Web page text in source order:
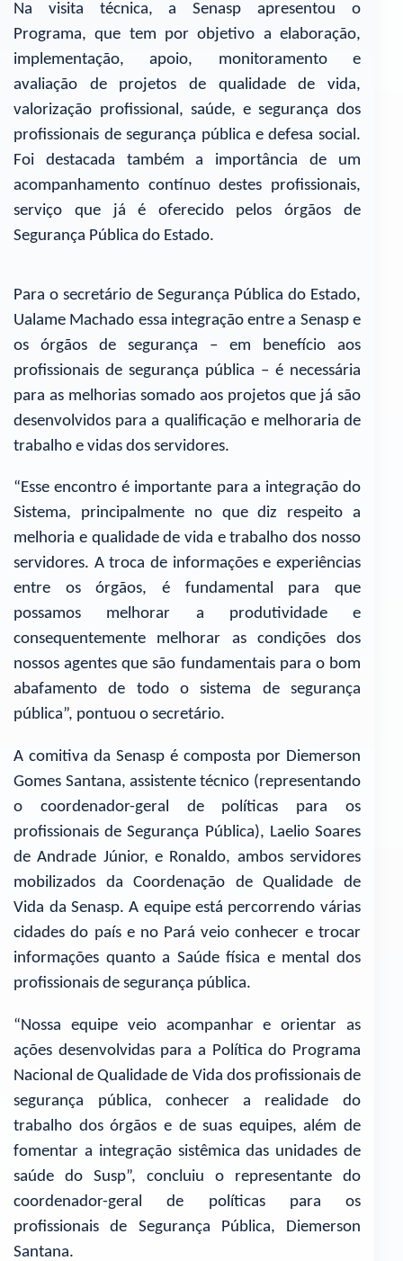
Na visita técnica, a Senasp apresentou o
Programa, que tem por objetivo a elaboração,
implementação, apoio, monitoramento e
avaliação de projetos de qualidade de vida,
valorização profissional, saúde, e segurança dos
profissionais de segurança pública e defesa social.
Foi destacada também a importância de um
acompanhamento contínuo destes profissionais,
serviço que já é oferecido pelos órgãos de
Segurança Pública do Estado.
Para o secretário de Segurança Pública do Estado,
Ualame Machado essa integração entre a Senasp e
os órgãos de segurança – em benefício aos
profissionais de segurança pública – é necessária
para as melhorias somado aos projetos que já são
desenvolvidos para a qualificação e melhoraria de
trabalho e vidas dos servidores.
“Esse encontro é importante para a integração do
Sistema, principalmente no que diz respeito a
melhoria e qualidade de vida e trabalho dos nosso
servidores. A troca de informações e experiências
entre os órgãos, é fundamental para que
possamos melhorar a produtividade e
consequentemente melhorar as condições dos
nossos agentes que são fundamentais para o bom
abafamento de todo o sistema de segurança
pública”, pontuou o secretário.
A comitiva da Senasp é composta por Diemerson
Gomes Santana, assistente técnico (representando
o coordenador-geral de políticas para os
profissionais de Segurança Pública), Laelio Soares
de Andrade Júnior, e Ronaldo, ambos servidores
mobilizados da Coordenação de Qualidade de
Vida da Senasp. A equipe está percorrendo várias
cidades do país e no Pará veio conhecer e trocar
informações quanto a Saúde física e mental dos
profissionais de segurança pública.
“Nossa equipe veio acompanhar e orientar as
ações desenvolvidas para a Política do Programa
Nacional de Qualidade de Vida dos profissionais de
segurança pública, conhecer a realidade do
trabalho dos órgãos e de suas equipes, além de
fomentar a integração sistêmica das unidades de
saúde do Susp”, concluiu o representante do
coordenador-geral de políticas para os
profissionais de Segurança Pública, Diemerson
Santana.